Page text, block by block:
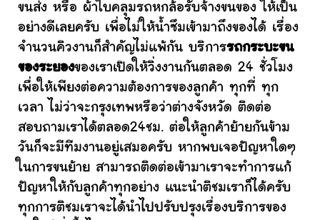
ขนส่ง หรือ ผ้าใบคลุมรถหกล้อรับจ้างขนของ ให้เป็น
อย่างดีเลยครับ เพื่อไม่ให้น้ำซึมเข้ามาถึงของได้ เรื่อง
จำนวนคิวงานก็สำคัญไม่แพ้กัน บริการรถกระบะขน
ของระยองของเราเปิดให้วิ่งงานกันตลอด 24 ชั่วโมง
เพื่อให้เพียงต่อความต้องการของลูกค้า ทุกที่ ทุก
เวลา ไม่ว่าจะกรุงเทพหรือว่าต่างจังหวัด ติดต่อ
สอบถามเราได้ตลอด24ชม. ต่อให้ลูกค้าย้ายกันข้าม
วันก็จะมีทีมงานอยู่เสมอครับ หากพบเจอปัญหาใดๆ
ในการขนย้าย สามารถติดต่อเข้ามาเราจะทำการแก้
ปัญหาให้กับลูกค้าทุกอย่าง แนะนำติชมเราก็ได้ครับ
ทุกการติชมเราจะได้นำไปปรับปรุงเรื่องบริการของ